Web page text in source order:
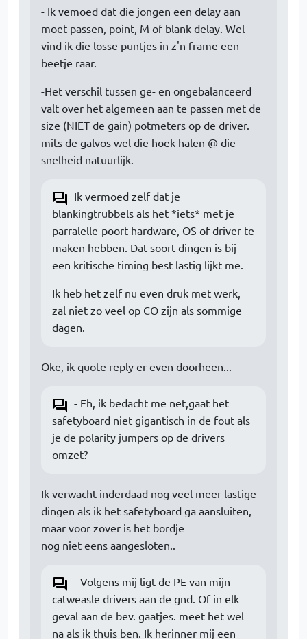
- Ik vemoed dat die jongen een delay aan
moet passen, point, M of blank delay. Wel
vind ik die losse puntjes in z'n frame een
beetje raar.
-Het verschil tussen ge- en ongebalanceerd
valt over het algemeen aan te passen met de
size (NIET de gain) potmeters op de driver.
mits de galvos wel die hoek halen @ die
snelheid natuurlijk.
Ik vermoed zelf dat je
blankingtrubbels als het *iets* met je
parralelle-poort hardware, OS of driver te
maken hebben. Dat soort dingen is bij
een kritische timing best lastig lijkt me.
Ik heb het zelf nu even druk met werk,
zal niet zo veel op CO zijn als sommige
dagen.
Oke, ik quote reply er even doorheen...
- Eh, ik bedacht me net,gaat het
safetyboard niet gigantisch in de fout als
je de polarity jumpers op de drivers
omzet?
Ik verwacht inderdaad nog veel meer lastige
dingen als ik het safetyboard ga aansluiten,
maar voor zover is het bordje
nog niet eens aangesloten..
- Volgens mij ligt de PE van mijn
catweasle drivers aan de gnd. Of in elk
geval aan de bev. gaatjes. meet het wel
na als ik thuis ben. Ik herinner mij een